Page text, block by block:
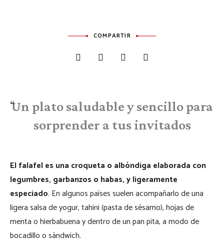
COMPARTIR
Un plato saludable y sencillo para
sorprender a tus invitados
El falafel es una croqueta o albóndiga elaborada con
legumbres, garbanzos o habas, y ligeramente
especiado. En algunos países suelen acompañarlo de una
ligera salsa de yogur, tahini (pasta de sésamo), hojas de
menta o hierbabuena y dentro de un pan pita, a modo de
bocadillo o sándwich.